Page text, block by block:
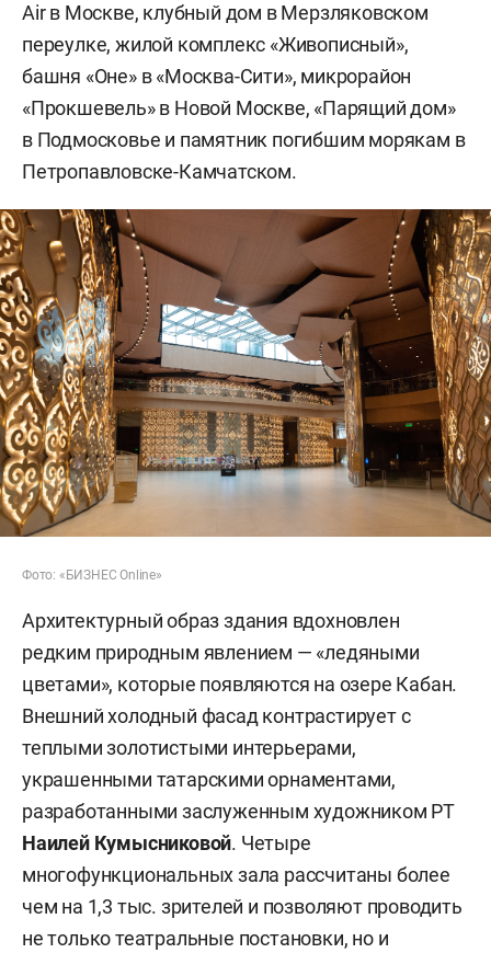
Air в Москве, клубный дом в Мерзляковском
переулке, жилой комплекс «Живописный»,
башня «Оне» в «Москва-Сити», микрорайон
«Прокшевель» в Новой Москве, «Парящий дом»
в Подмосковье и памятник погибшим морякам в
Петропавловске-Камчатском.
Фото: «БИЗНЕС Online»
Архитектурный образ здания вдохновлен
редким природным явлением — «ледяными
цветами», которые появляются на озере Кабан.
Внешний холодный фасад контрастирует с
теплыми золотистыми интерьерами,
украшенными татарскими орнаментами,
разработанными заслуженным художником РТ
Наилей Кумысниковой. Четыре
многофункциональных зала рассчитаны более
чем на 1,3 тыс. зрителей и позволяют проводить
не только театральные постановки, но и